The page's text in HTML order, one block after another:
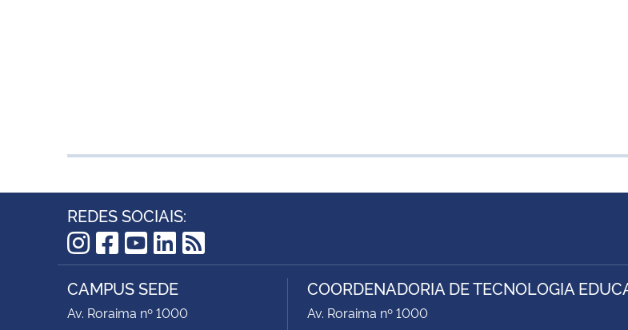
REDES SOCIAIS:
Instagram
Facebook
YouTube
LinkedIn
RSS
CAMPUS SEDE
Av. Roraima nº 1000
COORDENADORIA DE TECNOLOGIA
Av. Roraima nº 1000